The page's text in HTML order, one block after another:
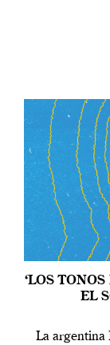
‘LOS
EL
La argentina